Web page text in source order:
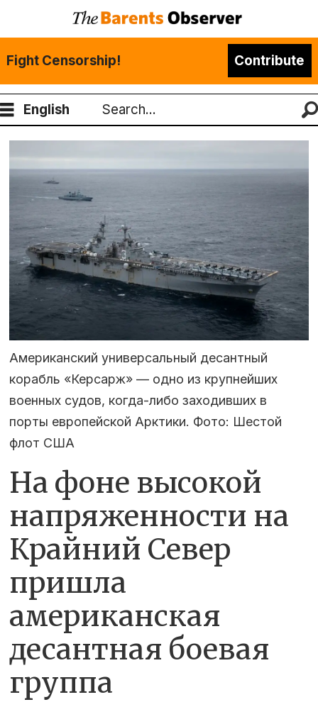
Fight Censorship! Contribute
English
Search
Американский универсальный десантный
корабль «Керсарж» — одно из крупнейших
военных судов, когда-либо заходивших в
порты европейской Арктики. Фото: Шестой
флот США
На фоне высокой
напряженности на
Крайний Север
пришла
американская
десантная боевая
группа